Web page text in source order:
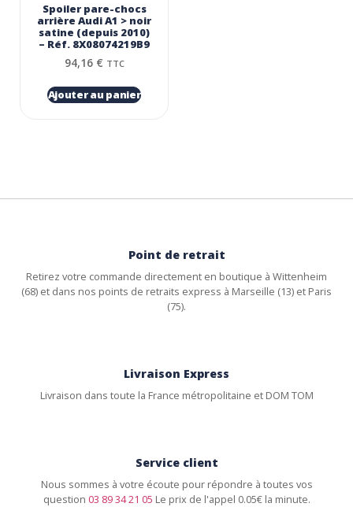
Spoiler pare-chocs
arrière Audi A1 > noir
satine (depuis 2010)
– Réf. 8X08074219B9
94,16 € TTC
Ajouter au panier
Point de retrait
Retirez votre commande directement en boutique à Wittenheim
(68) et dans nos points de retraits express à Marseille (13) et Paris
(75).
Livraison Express
Livraison dans toute la France métropolitaine et DOM TOM
Service client
Nous sommes à votre écoute pour répondre à toutes vos
question 03 89 34 21 05 Le prix de l'appel 0.05€ la minute.